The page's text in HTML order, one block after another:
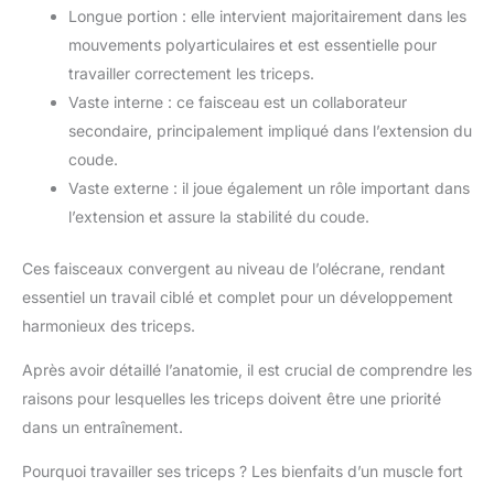
Longue portion : elle intervient majoritairement dans les
mouvements polyarticulaires et est essentielle pour
travailler correctement les triceps.
Vaste interne : ce faisceau est un collaborateur
secondaire, principalement impliqué dans l’extension du
coude.
Vaste externe : il joue également un rôle important dans
l’extension et assure la stabilité du coude.
Ces faisceaux convergent au niveau de l’olécrane, rendant
essentiel un travail ciblé et complet pour un développement
harmonieux des triceps.
Après avoir détaillé l’anatomie, il est crucial de comprendre les
raisons pour lesquelles les triceps doivent être une priorité
dans un entraînement.
Pourquoi travailler ses triceps ? Les bienfaits d’un muscle fort